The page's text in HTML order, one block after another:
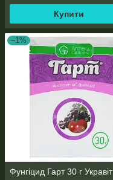
Купити
–1%
Фунгіцид Гарт 30 г Укравіт